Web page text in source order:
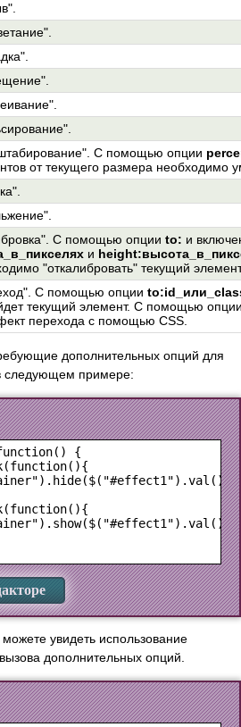
С помощью опции
от текущего размера необходимо
С помощью опции to: и
и
"откалибровать" текущий
С помощью опции
текущий элемент. С помощью
перехода с помощью CSS.
дополнительных опций для
следующем примере:
{
увидеть использование
дополнительных опций.